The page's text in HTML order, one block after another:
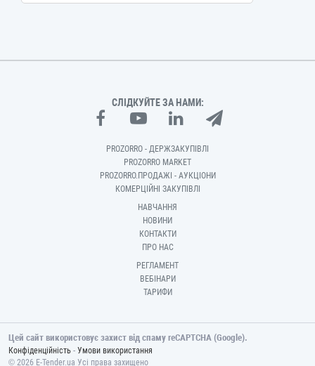
СЛІДКУЙТЕ ЗА НАМИ:
PROZORRO - ДЕРЖЗАКУПІВЛІ
PROZORRO MARKET
PROZORRO.ПРОДАЖІ - АУКЦІОНИ
КОМЕРЦІЙНІ ЗАКУПІВЛІ
НАВЧАННЯ
НОВИНИ
КОНТАКТИ
ПРО НАС
РЕГЛАМЕНТ
ВЕБІНАРИ
ТАРИФИ
Цей сайт використовує захист від спаму reCAPTCHA (Google).
Конфіденційність - Умови використання
© 2026 E-Tender.ua Усі права захищено